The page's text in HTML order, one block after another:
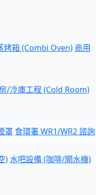
烤箱 (Combi Oven) 商用
/冷庫工程 (Cold Room)
罩 食環署 WR1/WR2 諮詢
)水吧設備 (咖啡/開水機)